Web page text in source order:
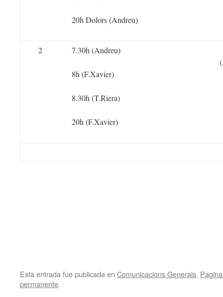
20h Dolors (Andreu)
2 7.30h (Andreu)
8h (F.Xavier)
8.30h (T.Riera)
20h (F.Xavier)
Esta entrada fue publicada en Comunicacions Generals,
permanente.